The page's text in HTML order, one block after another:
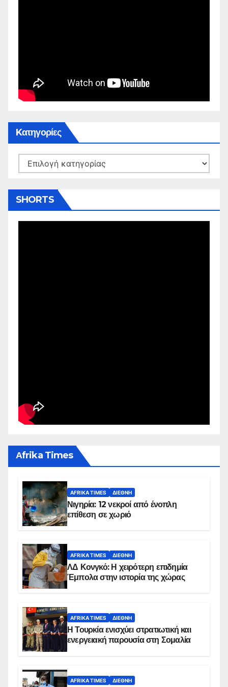
Kατηγορίες
Kατηγορίες
SHORTS
Αfrika Times
AFRIKA TIMES ΔΙΕΘΝΉ
Νιγηρία: 12 νεκροί από ένοπλη
επίθεση σε χωριό
AFRIKA TIMES ΔΙΕΘΝΉ
ΛΔ Κονγκό: Η χειρότερη επιδημία
Έμπολα στην ιστορία της χώρας
AFRIKA TIMES ΔΙΕΘΝΉ
Η Τουρκία ενισχύει στρατιωτική και
ενεργειακή παρουσία στη Σομαλία
AFRIKA TIMES ΔΙΕΘΝΉ